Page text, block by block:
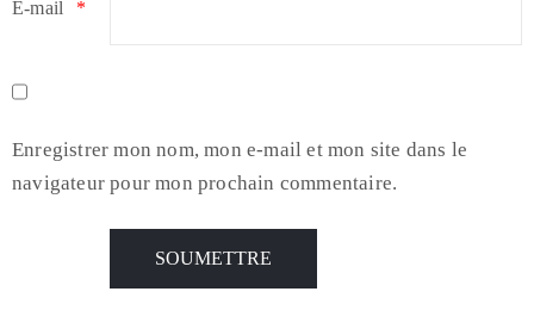
E-mail *
Enregistrer mon nom, mon e-mail et mon site dans le
navigateur pour mon prochain commentaire.